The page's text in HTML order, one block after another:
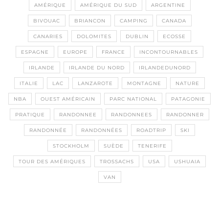
AMÉRIQUE AMÉRIQUE DU SUD ARGENTINE
BIVOUAC BRIANCON CAMPING CANADA
CANARIES DOLOMITES DUBLIN ECOSSE
ESPAGNE EUROPE FRANCE INCONTOURNABLES
IRLANDE IRLANDE DU NORD IRLANDEDUNORD
ITALIE LAC LANZAROTE MONTAGNE NATURE
NBA OUEST AMÉRICAIN PARC NATIONAL PATAGONIE
PRATIQUE RANDONNEE RANDONNEES RANDONNER
RANDONNÉE RANDONNÉES ROADTRIP SKI
STOCKHOLM SUÈDE TENERIFE
TOUR DES AMÉRIQUES TROSSACHS USA USHUAIA
VAN